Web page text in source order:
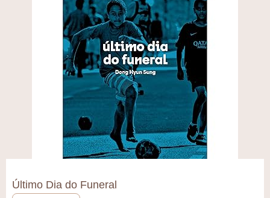
Último Dia do Funeral